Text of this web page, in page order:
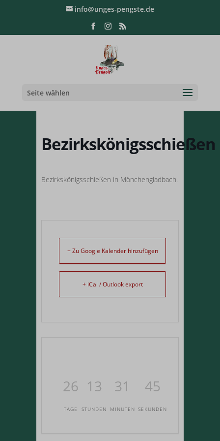
info@unges-pengste.de
Seite wählen
Bezirkskönigsschießen
Bezirkskönigsschießen in Mönchengladbach.
+ Zu Google Kalender hinzufügen
+ iCal / Outlook export
26
TAGE
13
STUNDEN
31
MINUTEN
45
SEKUNDEN